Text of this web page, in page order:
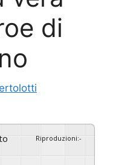
di
Riproduzioni:-